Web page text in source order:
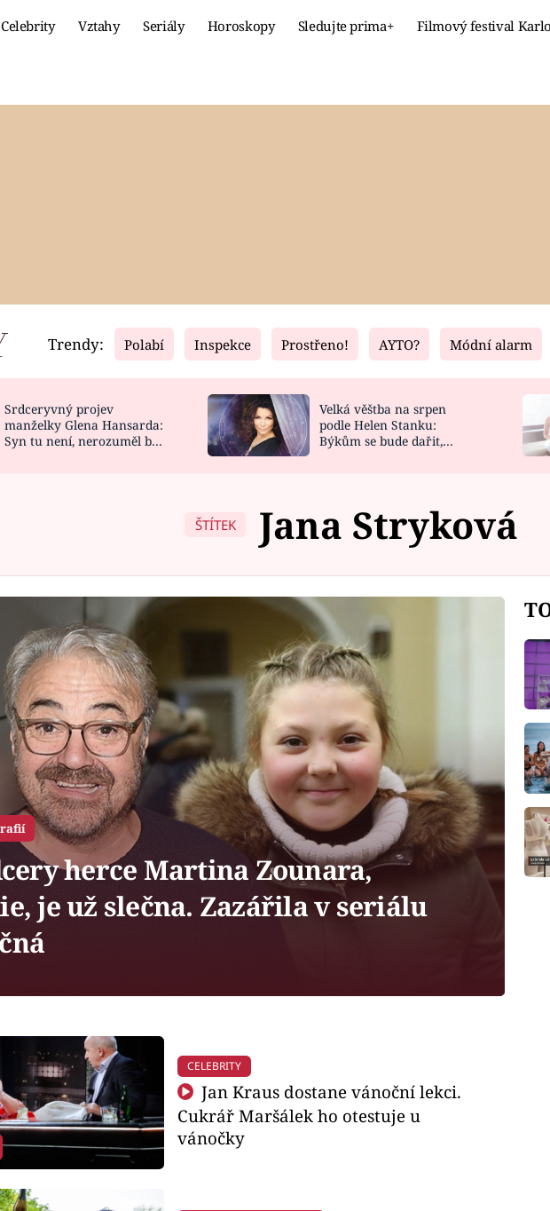
Celebrity Vztahy Seriály Horoskopy Sledujte prima+ Filmový festival
Video
CELEBRITY
VAŘENÍ
Fresh
NOVINKY
VIDEORECEPTY
Living
DESIGN
Trendy: Polabí Inspekce Prostřeno! AYTO? Módní alarm
Srdceryvný projev
manželky Glena Hansarda:
Syn tu není, nerozuměl by
Velká věštba na srpen
podle Helen Stanku:
Býkům se bude dařit,
ŠTÍTEK Jana Stryková
herce Martina Zounara,
je už slečna. Zazářila v seriálu
CELEBRITY
Jan Kraus dostane vánoční lekci.
Cukrář Maršálek ho otestuje u
vánočky